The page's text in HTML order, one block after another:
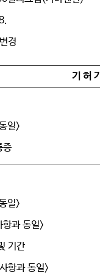
경
기 허
일>
증
일>
과 동일>
기간
항과 동일>